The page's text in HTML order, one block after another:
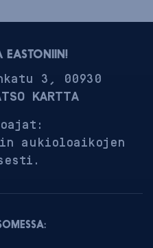
EASTONIIN!
3, 00930
KARTTA
aukioloaikojen